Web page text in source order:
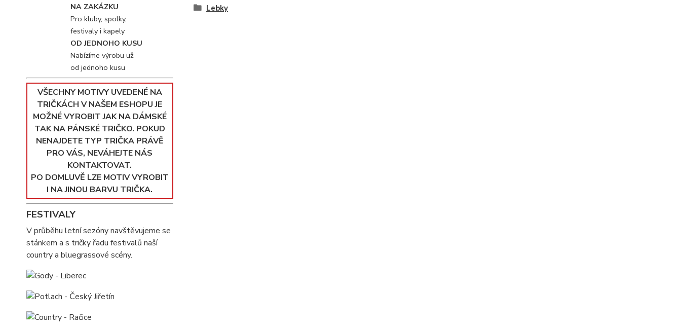
NA ZAKÁZKU
Pro kluby, spolky,
festivaly i kapely
OD JEDNOHO KUSU
Nabízíme výrobu už
od jednoho kusu
VŠECHNY MOTIVY UVEDENÉ NA
TRIČKÁCH V NAŠEM ESHOPU JE
MOŽNÉ VYROBIT JAK NA DÁMSKÉ
TAK NA PÁNSKÉ TRIČKO. POKUD
NENAJDETE TYP TRIČKA PRÁVĚ
PRO VÁS, NEVÁHEJTE NÁS
KONTAKTOVAT.
PO DOMLUVĚ LZE MOTIV VYROBIT
I NA JINOU BARVU TRIČKA.
FESTIVALY
V průběhu letní sezóny navštěvujeme se
stánkem a s tričky řadu festivalů naší
country a bluegrassové scény.
Lebky